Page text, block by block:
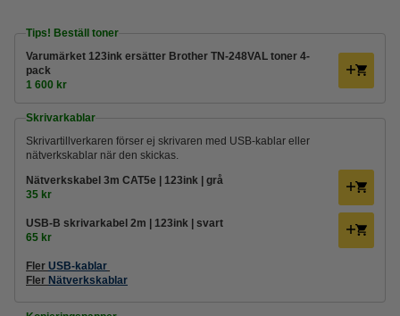
Tips! Beställ toner
Varumärket 123ink ersätter Brother TN-248VAL toner 4-
pack
1 600 kr
Skrivarkablar
Skrivartillverkaren förser ej skrivaren med USB-kablar eller
nätverkskablar när den skickas.
Nätverkskabel 3m CAT5e | 123ink | grå
35 kr
USB-B skrivarkabel 2m | 123ink | svart
65 kr
Fler USB-kablar
Fler Nätverkskablar